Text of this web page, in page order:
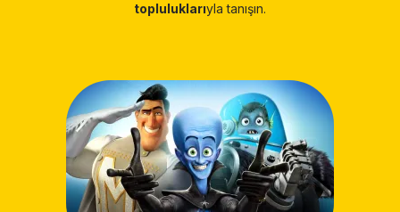
topluluklarıyla tanışın.